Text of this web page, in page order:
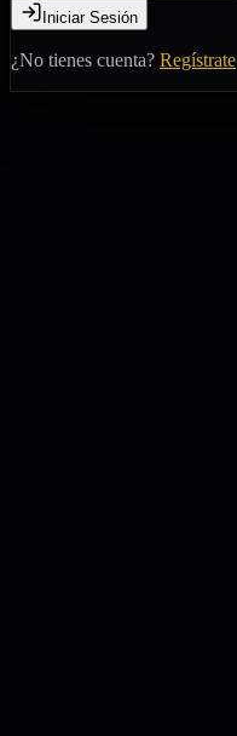
Iniciar Sesión
¿No tienes cuenta? Regístrate